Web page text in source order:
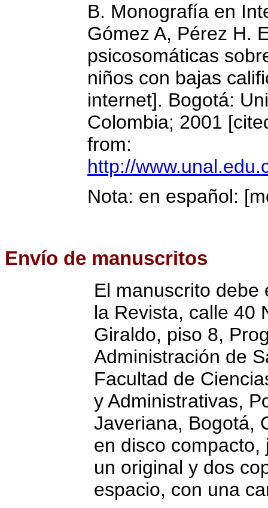
B. Monografía en
Gómez A, Pérez H.
psicosomáticas
niños con bajas
internet]. Bogotá:
Colombia; 2001
from:
http://
Nota: en español:
Envío de manuscritos
El manuscrito debe
la Revista, calle 40
Giraldo, piso 8,
Administración de
Facultad de
y Administrativas,
Javeriana, Bogotá,
en disco
un original y dos
espacio, con una